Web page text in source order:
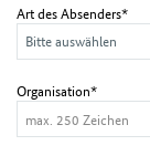
Art des Absenders*
Organisation*